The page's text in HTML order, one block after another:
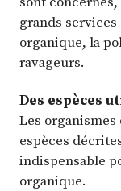
grands
organique, la
ravageurs.
Des espèces
Les
espèces
indispensable
organique.